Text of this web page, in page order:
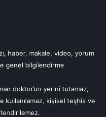
haber, makale, video, yorum
genel bilgilendirme
doktor’un yerini tutamaz,
kişisel teşhis ve